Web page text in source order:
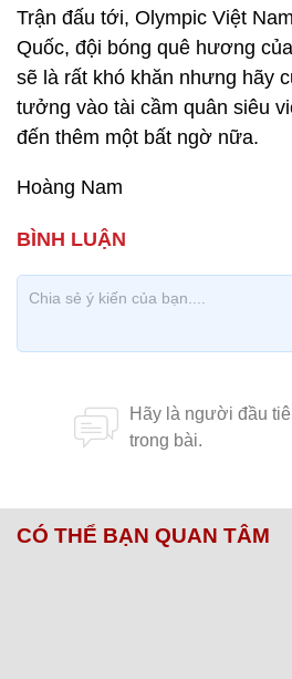
Trận đấu tới, Olympic Việt
Quốc, đội bóng quê hương
sẽ là rất khó khăn nhưng hãy
tưởng vào tài cầm quân siêu
đến thêm một bất ngờ nữa.
Hoàng Nam
CÓ THỂ BẠN QUAN TÂM